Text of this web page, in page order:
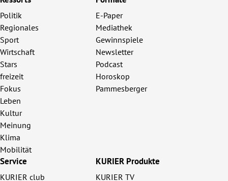
Politik
Regionales
Sport
Wirtschaft
Stars
freizeit
Fokus
Leben
Kultur
Meinung
Klima
Mobilität
E-Paper
Mediathek
Gewinnspiele
Newsletter
Podcast
Horoskop
Pammesberger
Service
KURIER club
KURIER Produkte
KURIER TV